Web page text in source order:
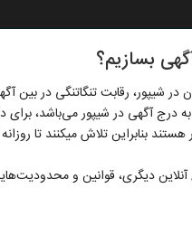
بسازیم؟
در شیپور، رقابت تنگاتنگی در بین
درج آگهی در شیپور می‌باشد، برای
بنابراین تلاش میکنند تا
دیگری، قوانین و محدودیت‌هایی